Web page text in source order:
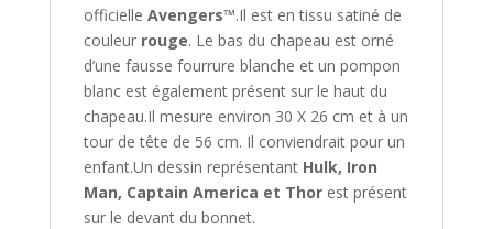
officielle Avengers™.Il est en tissu satiné de
couleur rouge. Le bas du chapeau est orné
d’une fausse fourrure blanche et un pompon
blanc est également présent sur le haut du
chapeau.Il mesure environ 30 X 26 cm et à un
tour de tête de 56 cm. Il conviendrait pour un
enfant.Un dessin représentant Hulk, Iron
Man, Captain America et Thorest présent
sur le devant du bonnet.